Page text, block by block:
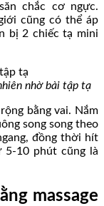
chắc cơ ngực.
cũng có thể áp
bị 2 chiếc tạ mini
nhờ bài tập tạ
bằng vai. Nắm
song song theo
đồng thời hít
10 phút cũng là
massage